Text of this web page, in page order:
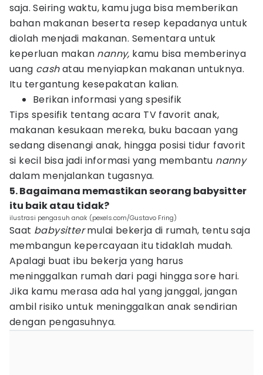
saja. Seiring waktu, kamu juga bisa memberikan
bahan makanan beserta resep kepadanya untuk
diolah menjadi makanan. Sementara untuk
keperluan makan nanny, kamu bisa memberinya
uang cashatau menyiapkan makanan untuknya.
Itu tergantung kesepakatan kalian.
Berikan informasi yang spesifik
Tips spesifik tentang acara TV favorit anak,
makanan kesukaan mereka, buku bacaan yang
sedang disenangi anak, hingga posisi tidur favorit
si kecil bisa jadi informasi yang membantu nanny
dalam menjalankan tugasnya.
5. Bagaimana memastikan seorang babysitter
itu baik atau tidak?
ilustrasi pengasuh anak (pexels.com/Gustavo Fring)
Saat babysittermulai bekerja di rumah, tentu saja
membangun kepercayaan itu tidaklah mudah.
Apalagi buat ibu bekerja yang harus
meninggalkan rumah dari pagi hingga sore hari.
Jika kamu merasa ada hal yang janggal, jangan
ambil risiko untuk meninggalkan anak sendirian
dengan pengasuhnya.